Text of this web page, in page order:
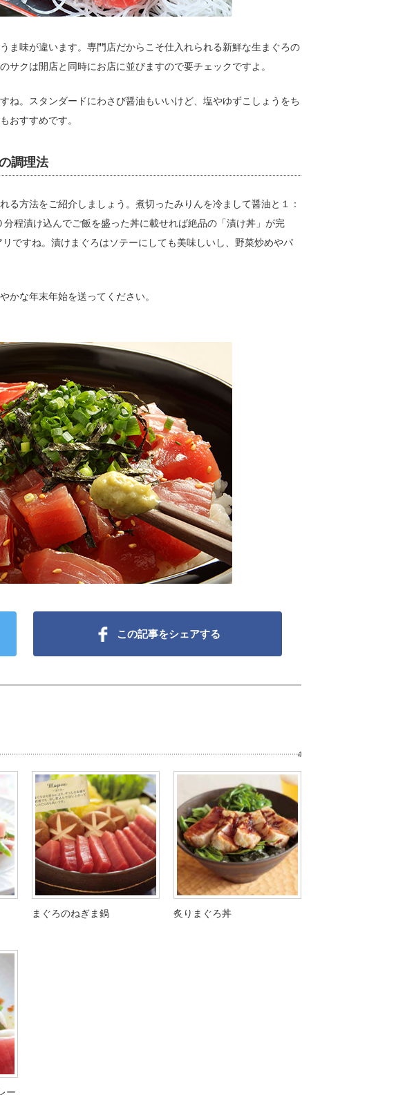
ま味が違います。専門店だからこそ仕入れられる新鮮な生まぐろの
クは開店と同時にお店に並びますので要チェックですよ。
ね。スタンダードにわさび醤油もいいけど、塩やゆずこしょうをち
おすすめです。
調理法
方法をご紹介しましょう。煮切ったみりんを冷まして醤油と１：
程漬け込んでご飯を盛った丼に載せれば絶品の「漬け丼」が完
ですね。漬けまぐろはソテーにしても美味しいし、野菜炒めやパ
かな年末年始を送ってください。
この記事をシェアする
まぐろのねぎま鍋 炙りまぐろ丼
ー